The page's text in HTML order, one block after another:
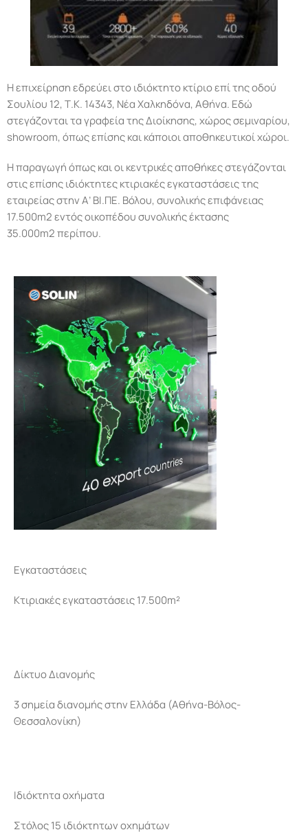
Η επιχείρηση εδρεύει στο ιδιόκτητο κτίριο επί της οδού
Σουλίου 12, Τ.Κ. 14343, Νέα Χαλκηδόνα, Αθήνα. Εδώ
στεγάζονται τα γραφεία της Διοίκησης, χώρος σεμιναρίου,
showroom, όπως επίσης και κάποιοι αποθηκευτικοί χώροι.
Η παραγωγή όπως και οι κεντρικές αποθήκες στεγάζονται
στις επίσης ιδιόκτητες κτιριακές εγκαταστάσεις της
εταιρείας στην Α’ ΒΙ.ΠΕ. Βόλου, συνολικής επιφάνειας
17.500m2 εντός οικοπέδου συνολικής έκτασης
35.000m2 περίπου.
Εγκαταστάσεις
Κτιριακές εγκαταστάσεις 17.500m²
Δίκτυο Διανομής
3 σημεία διανομής στην Ελλάδα (Αθήνα-Βόλος-
Θεσσαλονίκη)
Ιδιόκτητα οχήματα
Στόλος 15 ιδιόκτητων οχημάτων